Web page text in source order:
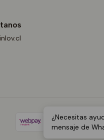
¿Necesitas
mensaje de